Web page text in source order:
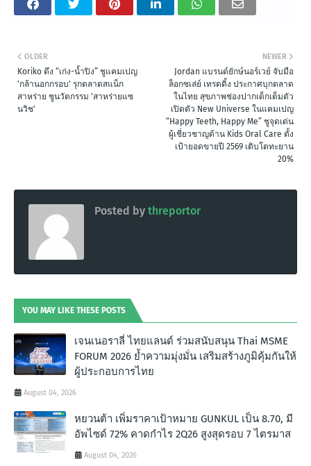
NEWER
Jordan แบรนด์ยักษ์นอร์เวย์ จับมือ
ล็อกซเล่ย์ เทรดดิ้ง ประกาศบุกตลาด
ในไทย สุขภาพช่องปากเด็กเต็มตัว
เปิดตัว New Universe ในแคมเปญ
“Happy Teeth, Happy Me” ชูจุดเด่น
ผู้เชี่ยวชาญด้าน Kids Oral Care ตั้ง
เป้ายอดขายปี 2569 เติบโตทะยาน
20%
OLDER
Koriko ดึง “เก่ง-น้ำปิง” ชูแคมเปญ
'กล้านอกกรอบ' รุกตลาดสแน็ก
สาหร่าย ชูนวัตกรรม 'สาหร่ายแซ
นวิช'
Posted by threportor
YOU MAY LIKE THESE POSTS
เจนเนอราลี่ ไทยแลนด์ ร่วมสนับสนุน Thai MSME
FORUM 2026 ย้ำความมุ่งมั่น เสริมสร้างภูมิคุ้มกันให้
ผู้ประกอบการไทย
August 04, 2026
หยวนต้า เพิ่มราคาเป้าหมาย GUNKUL เป็น 8.70, มี
อัพไซด์ 72% คาดกำไร 2Q26 สูงสุดรอบ 7 ไตรมาส
August 04, 2026